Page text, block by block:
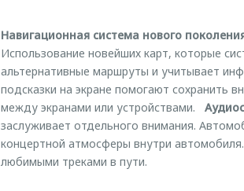
Навигационная система нового
Использование новейших карт, которые
альтернативные маршруты и учитывает
подсказки на экране помогают сохранить
между экранами или устройствами.
заслуживает отдельного внимания.
концертной атмосферы внутри
любимыми треками в пути.